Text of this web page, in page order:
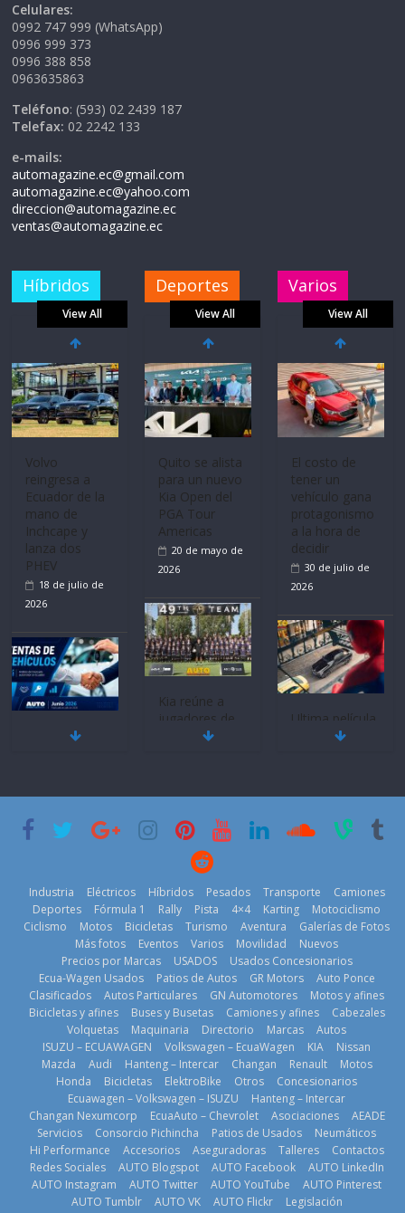
Celulares:
0992 747 999 (WhatsApp)
0996 999 373
0996 388 858
0963635863
Teléfono: (593) 02 2439 187
Telefax: 02 2242 133
e-mails:
automagazine.ec@gmail.com
automagazine.ec@yahoo.com
direccion@automagazine.ec
ventas@automagazine.ec
Híbridos
View All
Volvo
reingresa a
Ecuador de la
mano de
Inchcape y
lanza dos
PHEV
18 de julio de
2026
Mercado
historia
11 de julio de
BMW, Toyota,
Bosch y
prueban flota
que usa
gasolina 100%
renovable
25 de julio de
2026
Deportes
View All
Quito se alista
para un nuevo
Kia Open del
PGA Tour
Americas
20 de mayo de
2026
Kia reúne a
jugadores de
fútbol de todo
2026
La Vuelta al
Ecuador 2026,
edición 47ª,
recorre 7
provincias en 8
días
1 de agosto de
2026
Varios
View All
El costo de
tener un
vehículo gana
protagonismo
a la hora de
decidir
30 de julio de
2026
Ultima película
‘Spider‑Man:
29 de julio de
¿Qué puede
pasar con tu
vehículo si
permanece
varios días sin
usar?
3 de agosto de
2026
Industria Eléctricos Híbridos Pesados Transporte
Camiones
Deportes
Fórmula 1 Rally Pista 4×4 Karting
Motociclismo
Ciclismo
Motos Bicicletas Turismo Aventura
Galerías de Fotos
Más fotos
Eventos Varios Movilidad
Nuevos
Precios por Marcas
USADOS
Usados Concesionarios
Ecua-Wagen Usados
Patios de Autos GR Motors
Auto Ponce
Clasificados
Autos Particulares GN Automotores
Motos y afines
Bicicletas y afines
Buses y Busetas Camiones y afines
Cabezales
Volquetas
Maquinaria Directorio Marcas
Autos
ISUZU – ECUAWAGEN
Volkswagen – EcuaWagen KIA
Nissan
Mazda
Audi Hanteng – Intercar Changan Renault
Motos
Honda
Bicicletas ElektroBike Otros
Concesionarios
Ecuawagen – Volkswagen – ISUZU
Hanteng – Intercar
Changan Nexumcorp
EcuaAuto – Chevrolet Asociaciones
AEADE
Servicios
Consorcio Pichincha Patios de Usados
Neumáticos
Hi Performance
Accesorios Aseguradoras Talleres
Contactos
Redes Sociales
AUTO Blogspot AUTO Facebook
AUTO LinkedIn
AUTO Instagram
AUTO Twitter AUTO YouTube
AUTO Pinterest
AUTO Tumblr
AUTO VK AUTO Flickr Legislación